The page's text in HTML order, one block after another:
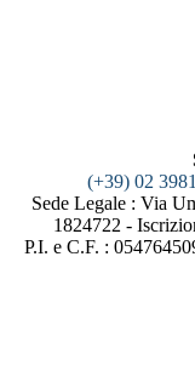
(+39) 02
Sede Legale : Via
1824722 -
P.I. e C.F. :